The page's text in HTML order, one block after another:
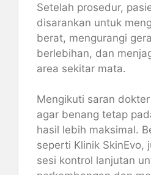
Setelah prosedur,
disarankan untuk
berat, mengurangi
berlebihan, dan
area sekitar mata.
Mengikuti saran
agar benang tetap
hasil lebih maksimal.
seperti Klinik SkinEvo,
sesi kontrol lanjutan